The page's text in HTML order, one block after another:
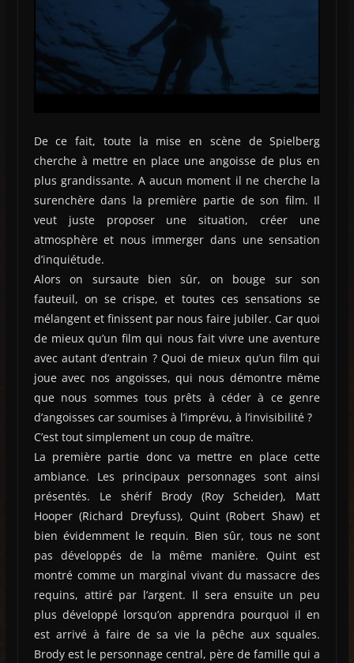
De ce fait, toute la mise en scène de Spielberg
cherche à mettre en place une angoisse de plus en
plus grandissante. A aucun moment il ne cherche la
surenchère dans la première partie de son film. Il
veut juste proposer une situation, créer une
atmosphère et nous immerger dans une sensation
d’inquiétude.
Alors on sursaute bien sûr, on bouge sur son
fauteuil, on se crispe, et toutes ces sensations se
mélangent et finissent par nous faire jubiler. Car quoi
de mieux qu’un film qui nous fait vivre une aventure
avec autant d’entrain ? Quoi de mieux qu’un film qui
joue avec nos angoisses, qui nous démontre même
que nous sommes tous prêts à céder à ce genre
d’angoisses car soumises à l’imprévu, à l’invisibilité ?
C’est tout simplement un coup de maître.
La première partie donc va mettre en place cette
ambiance. Les principaux personnages sont ainsi
présentés. Le shérif Brody (Roy Scheider), Matt
Hooper (Richard Dreyfuss), Quint (Robert Shaw) et
bien évidemment le requin. Bien sûr, tous ne sont
pas développés de la même manière. Quint est
montré comme un marginal vivant du massacre des
requins, attiré par l’argent. Il sera ensuite un peu
plus développé lorsqu’on apprendra pourquoi il en
est arrivé à faire de sa vie la pêche aux squales.
Brody est le personnage central, père de famille qui a